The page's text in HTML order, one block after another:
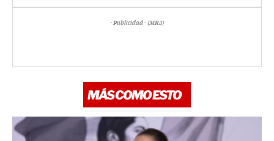
- Publicidad - (MR3)
MÁS COMO ESTO